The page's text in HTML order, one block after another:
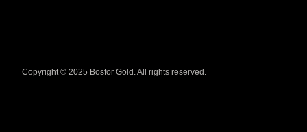
Copyright © 2025 Bosfor Gold. All rights reserved.